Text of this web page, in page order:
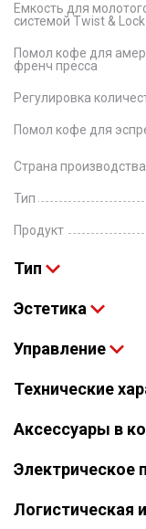
Емкость для
системой Twist & Lock
Помол кофе для
френч пресса
Регулировка
Помол кофе для
Страна производства
Тип
Продукт
Тип
Эстетика
Управление
Технические
Аксессуары в
Электрическое
Логистическая